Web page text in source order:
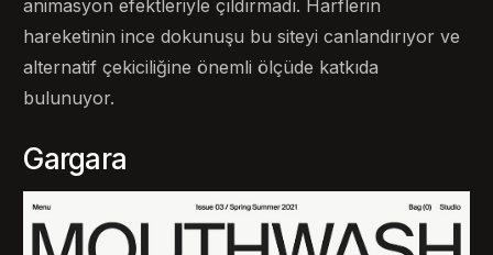
animasyon efektleriyle çıldırmadı. Harflerin
hareketinin ince dokunuşu bu siteyi canlandırıyor ve
alternatif çekiciliğine önemli ölçüde katkıda
bulunuyor.
Gargara